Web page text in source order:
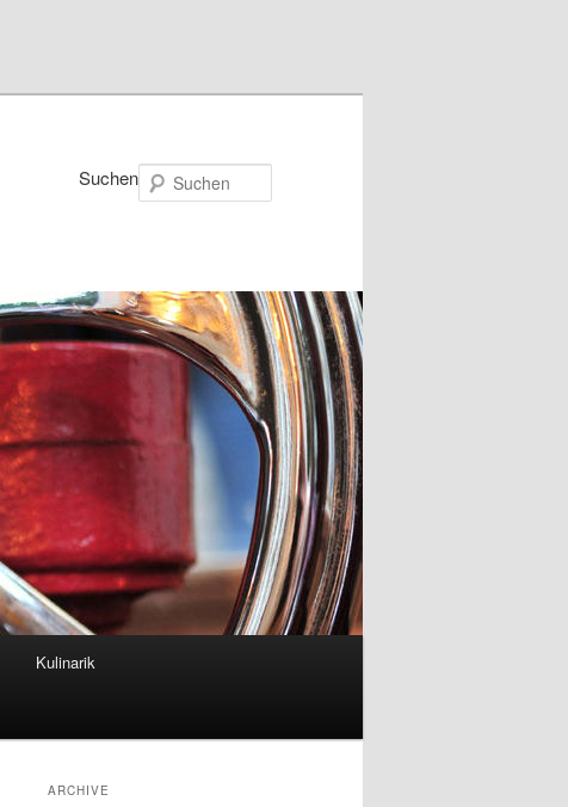
Suchen
Kulinarik
ARCHIVE